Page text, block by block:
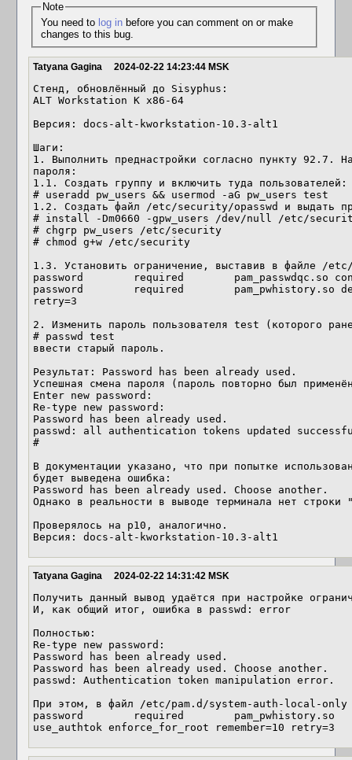
Note
You need to log inbefore you can comment on or make
changes to this bug.
Tatyana Gagina 2024-02-22 14:23:44 MSK
Стенд, обновлённый до Sisyphus:
ALT Workstation K x86-64
Версия: docs-alt-kworkstation-10.3-alt1
Шаги:
1. Выполнить преднастройки согласно пункту 92.7.
пароля:
1.1. Создать группу и включить туда пользователей:
# useradd pw_users && usermod -aG pw_users test
1.2. Создать файл /etc/security/opasswd и выдать
# install -Dm0660 -gpw_users /dev/null /etc/
# chgrp pw_users /etc/security
# chmod g+w /etc/security
1.3. Установить ограничение, выставив в файле /
password        required        pam_passwdqc.so
password        required        pam_pwhistory.so
retry=3
2. Изменить пароль пользователя test (которого
# passwd test
ввести старый пароль.
Результат: Password has been already used.
Успешная смена пароля (пароль повторно был
Enter new password:
Re-type new password:
Password has been already used.
passwd: all authentication tokens updated
#
В документации указано, что при попытке
будет выведена ошибка:
Password has been already used. Choose another.
Однако в реальности в выводе терминала нет
Проверялось на p10, аналогично.
Версия: docs-alt-kworkstation-10.3-alt1
Tatyana Gagina 2024-02-22 14:31:42 MSK
Получить данный вывод удаётся при настройке
И, как общий итог, ошибка в passwd: error
Полностью:
Re-type new password:
Password has been already used.
Password has been already used. Choose another.
passwd: Authentication token manipulation error.
При этом, в файл /etc/pam.d/system-auth-local-only
password        required        pam_pwhistory.so
use_authtok enforce_for_root remember=10 retry=3